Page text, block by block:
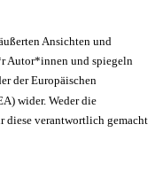
Ansichten und
Autor*innen und spiegeln
der Europäischen
wider. Weder die
diese verantwortlich gemacht